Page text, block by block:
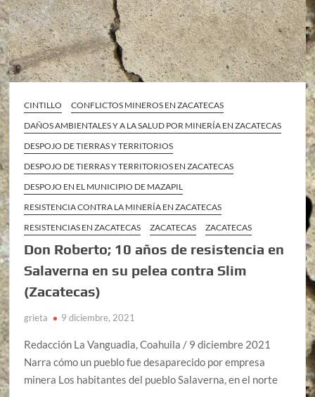
CINTILLO
CONFLICTOS MINEROS EN ZACATECAS
DAÑOS AMBIENTALES Y A LA SALUD POR MINERÍA EN ZACATECAS
DESPOJO DE TIERRAS Y TERRITORIOS
DESPOJO DE TIERRAS Y TERRITORIOS EN ZACATECAS
DESPOJO EN EL MUNICIPIO DE MAZAPIL
RESISTENCIA CONTRA LA MINERÍA EN ZACATECAS
RESISTENCIAS EN ZACATECAS
ZACATECAS ZACATECAS
Don Roberto; 10 años de resistencia en
Salaverna en su pelea contra Slim
(Zacatecas)
grieta 9 diciembre, 2021
Redacción La Vanguadia, Coahuila / 9 diciembre 2021
Narra cómo un pueblo fue desaparecido por empresa
minera Los habitantes del pueblo Salaverna, en el norte